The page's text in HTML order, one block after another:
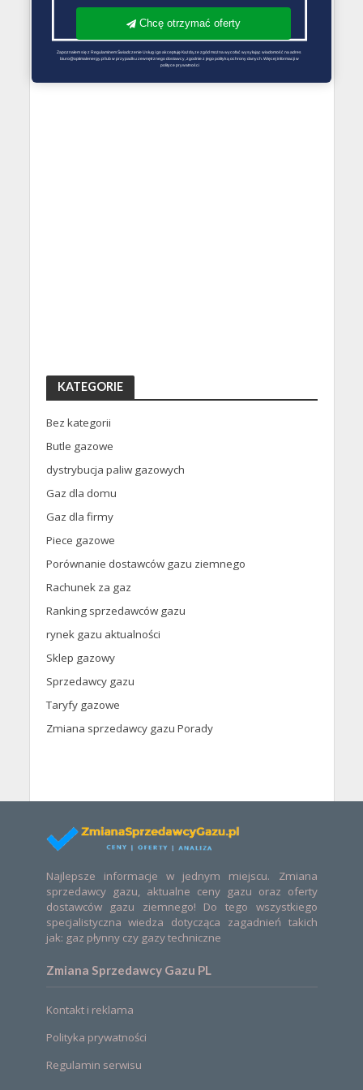
KATEGORIE
Bez kategorii
Butle gazowe
dystrybucja paliw gazowych
Gaz dla domu
Gaz dla firmy
Piece gazowe
Porównanie dostawców gazu ziemnego
Rachunek za gaz
Ranking sprzedawców gazu
rynek gazu aktualności
Sklep gazowy
Sprzedawcy gazu
Taryfy gazowe
Zmiana sprzedawcy gazu Porady
Najlepsze informacje w jednym miejscu. Zmiana
sprzedawcy gazu, aktualne ceny gazu oraz oferty
dostawców gazu ziemnego! Do tego wszystkiego
specjalistyczna wiedza dotycząca zagadnień takich
jak: gaz płynny czy gazy techniczne
Zmiana Sprzedawcy Gazu PL
Kontakt i reklama
Polityka prywatności
Regulamin serwisu
Chcę otrzymać oferty
Zapoznałem się z Regulaminem Świadczenie Usług i go akceptuję Każdą ze zgód można wycofać wysyłając wiadomość na adres
biuro@optimalenergy.pl lub w przypadku zewnętrznego dostawcy, zgodnie z jego polityką ochrony danych. Więcej informacji w
polityce prywatności